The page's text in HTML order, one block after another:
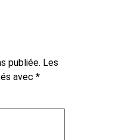
publiée. Les
avec *